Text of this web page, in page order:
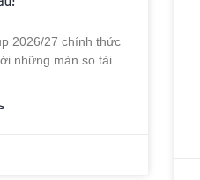
2026/27 chính thức
những màn so tài